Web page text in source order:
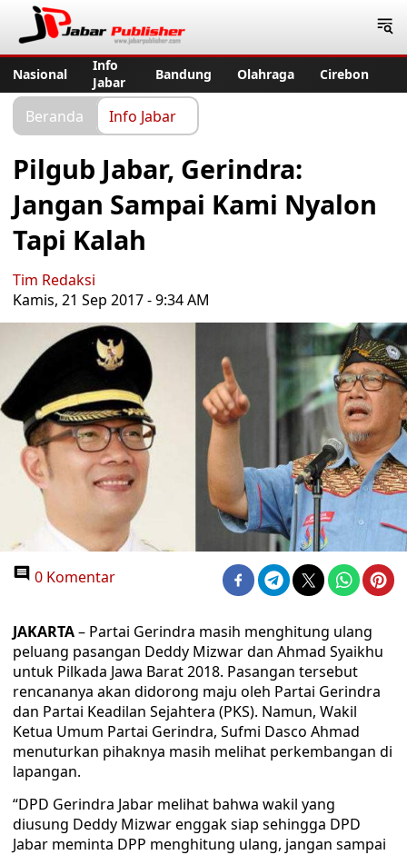
Nasional
Info
Jabar
Bandung Olahraga Cirebon
Beranda Info Jabar
Pilgub Jabar, Gerindra:
Jangan Sampai Kami Nyalon
Tapi Kalah
Tim Redaksi
Kamis, 21 Sep 2017 - 9:34 AM
0 Komentar
JAKARTA– Partai Gerindra masih menghitung ulang
peluang pasangan Deddy Mizwar dan Ahmad Syaikhu
untuk Pilkada Jawa Barat 2018. Pasangan tersebut
rencananya akan didorong maju oleh Partai Gerindra
dan Partai Keadilan Sejahtera (PKS). Namun, Wakil
Ketua Umum Partai Gerindra, Sufmi Dasco Ahmad
menuturkan pihaknya masih melihat perkembangan di
lapangan.
“DPD Gerindra Jabar melihat bahwa wakil yang
diusung Deddy Mizwar enggak siap sehingga DPD
Jabar meminta DPP menghitung ulang, jangan sampai